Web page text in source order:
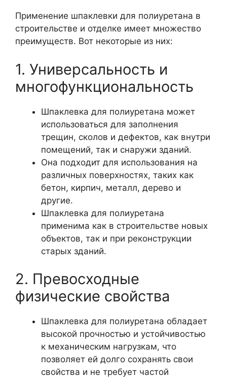
Применение шпаклевки для полиуретана в
строительстве и отделке имеет множество
преимуществ. Вот некоторые из них:
1. Универсальность и
многофункциональность
Шпаклевка для полиуретана может
использоваться для заполнения
трещин, сколов и дефектов, как внутри
помещений, так и снаружи зданий.
Она подходит для использования на
различных поверхностях, таких как
бетон, кирпич, металл, дерево и
другие.
Шпаклевка для полиуретана
применима как в строительстве новых
объектов, так и при реконструкции
старых зданий.
2. Превосходные
физические свойства
Шпаклевка для полиуретана обладает
высокой прочностью и устойчивостью
к механическим нагрузкам, что
позволяет ей долго сохранять свои
свойства и не требует частой